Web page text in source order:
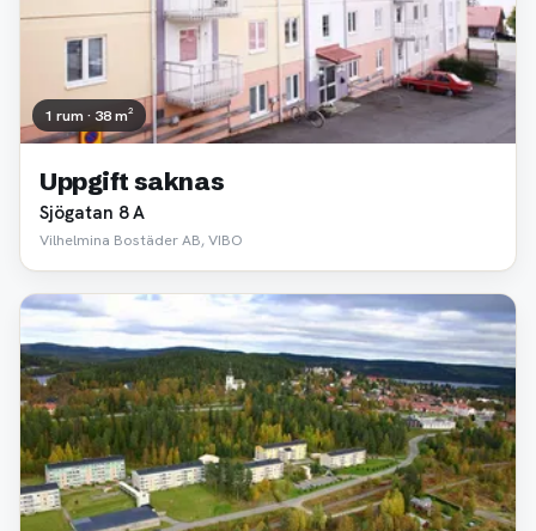
1 rum · 38 m²
Uppgift saknas
Sjögatan 8 A
Vilhelmina Bostäder AB, VIBO